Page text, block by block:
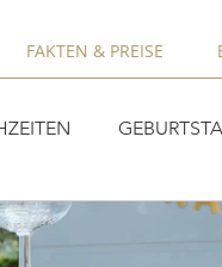
FAKTEN & PREISE